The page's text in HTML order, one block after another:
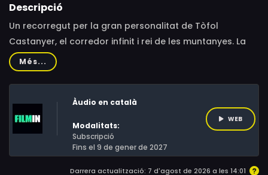
Descripció
Un recorregut per la gran personalitat de Tòfol
Castanyer, el corredor infinit i rei de les muntanyes. La
seva capacitat és sobrehumana, gairebé èpica, per a
enfrontar reptes impossibles. Tòfol Castanyer porta el
seu cos i ment a límits extrems. Un recorregut al seu
costat que ens portarà a alguns dels pocs terrenys
desconeguts en la seva vida; el seu cor, la seva ment i la
seva història.
Més...
Àudio en català
Modalitats:
Subscripció
Fins el 9 de gener de 2027
WEB
Darrera actualització: 7 d'agost de 2026 a les 14:01